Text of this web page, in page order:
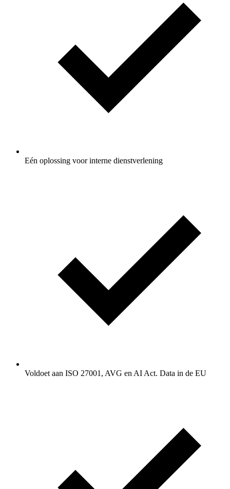
Eén oplossing voor interne dienstverlening
Voldoet aan ISO 27001, AVG en AI Act. Data in de EU